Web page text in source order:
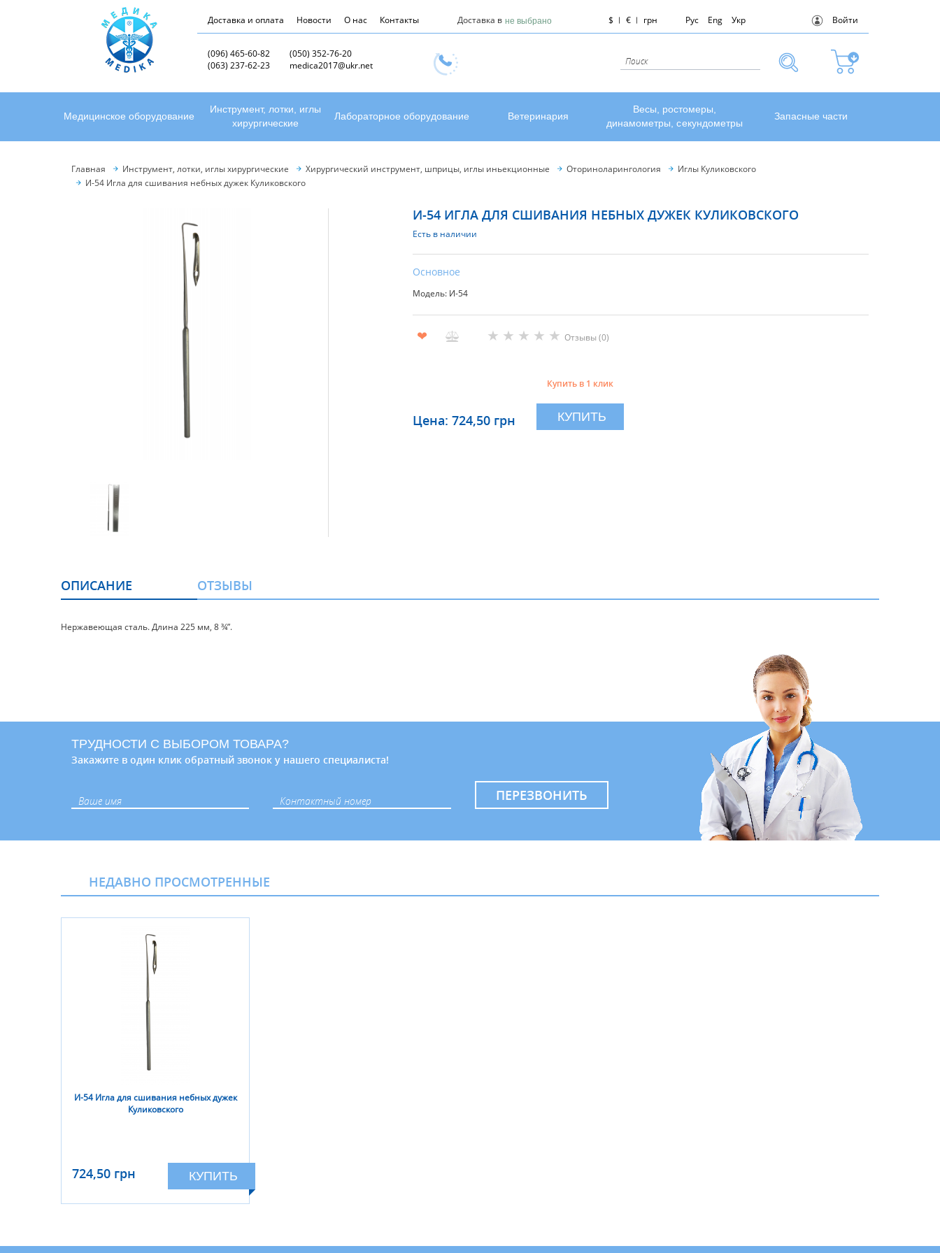
Доставка и оплата Новости О нас Контакты Доставка в не выбрано $ € грн Рус Eng Укр Войти
(096) 465-60-82
(050) 352-76-20
(063) 237-62-23
medica2017@ukr.net
Медицинское оборудование
Инструмент, лотки, иглы
хирургические
Лабораторное оборудование Ветеринария
Весы, ростомеры,
динамометры, секундометры
Запасные части
Главная Инструмент, лотки, иглы хирургические Хирургический инструмент, шприцы, иглы иньекционные Оториноларингология
Иглы Куликовского
И-54 Игла для сшивания небных дужек Куликовского
И-54 ИГЛА ДЛЯ СШИВАНИЯ НЕБНЫХ ДУЖЕК КУЛИКОВСКОГО
Есть в наличии
Основное
Модель: И-54
❤ ★ ★ ★ ★ ★ Отзывы (0)
Цена: 724,50 грн
Купить в 1 клик
КУПИТЬ
ОПИСАНИЕ ОТЗЫВЫ
Нержавеющая сталь. Длина 225 мм, 8 ¾”.
ТРУДНОСТИ С ВЫБОРОМ ТОВАРА?
Закажите в один клик обратный звонок у нашего специалиста!
ПЕРЕЗВОНИТЬ
НЕДАВНО ПРОСМОТРЕННЫЕ
И-54 Игла для сшивания небных дужек
Куликовского
724,50 грн КУПИТЬ